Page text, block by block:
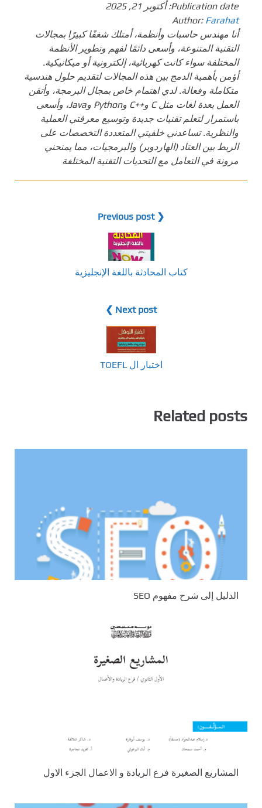
Publication date: أكتوبر 21, 2025
Author: Farahat
أنا مهندس حاسبات وأنظمة، أمتلك شغفًا كبيرًا بمجالات
التقنية المتنوعة، وأسعى دائمًا لفهم وتطوير الأنظمة
المختلفة سواء كانت كهربائية، إلكترونية أو ميكانيكية.
أؤمن بأهمية الدمج بين هذه المجالات لتقديم حلول هندسية
متكاملة وفعالة. لدي اهتمام خاص بمجال البرمجة، وأتقن
العمل بعدة لغات مثل C و++C وPython وJava، وأسعى
باستمرار لتعلم تقنيات جديدة وتوسيع معرفتي العملية
والنظرية. تساعدني خلفيتي المتعددة التخصصات على
الربط بين العتاد (الهاردوير) والبرمجيات، مما يمنحني
مرونة في التعامل مع التحديات التقنية المختلفة
❮ Previous post
كتاب المحادثة باللغة الإنجليزية
Next post ❯
اختبار ال TOEFL
Related posts
الدليل إلى شرح مفهوم SEO
المشاريع الصغيرة فرع الريادة و الاعمال الجزء الاول